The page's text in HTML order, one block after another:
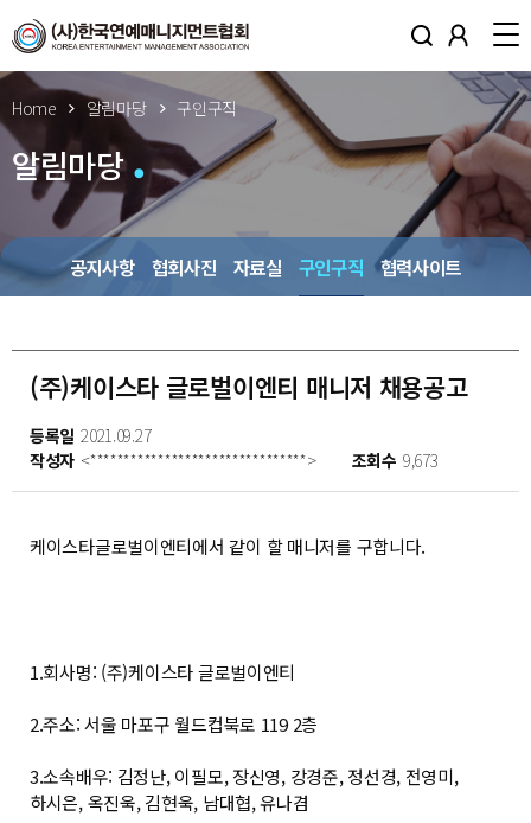
Home 알림마당 구인구직
알림마당
공지사항 협회사진 자료실 구인구직 협력사이트
(주)케이스타 글로벌이엔티 매니저 채용공고
등록일 2021.09.27
작성자 <********************************> 조회수 9,673
케이스타글로벌이엔티에서 같이 할 매니저를 구합니다.
1.회사명: (주)케이스타 글로벌이엔티
2.주소: 서울 마포구 월드컵북로 119 2층
3.소속배우: 김정난, 이필모, 장신영, 강경준, 정선경, 전영미,
하시은, 옥진욱, 김현욱, 남대협, 유나겸